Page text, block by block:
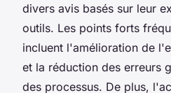
divers avis basés sur leur
outils. Les points forts
incluent l'amélioration de
et la réduction des erreurs
des processus. De plus,